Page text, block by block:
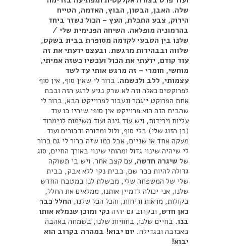
שלה. האבן, הבטון, הבוץ, האדמה, הטייח
הירוק, צבע התכלת, העץ – הכול נשזר ביחד
בהרמוניה מופלאה. השיחה הפנימית שלי /
שלנו בין הטבעי לקדמה מסופרת בבית בשקט,
שלווה ובבהירות מרגשת. ובעצם ידעתי את זה
עוד קודם, ידעתי את הכול ועכשיו כשזה אמיתי,
מוחשי, חומרי – זה מרגש אותי עד לשד
עצמותי, ללב ולנשמה. ברור לי שאין סוף, אין סוף
לפרוקטים כאלה וזה לא שרק נגיע לרגע הזה ובבת
אחת הפרוקט ייגמר ונעבור לפרוייקט הבא, ברור לי
שהבית הזה הוא פרוייקט אין סופי שיהיו בו עוד
עליות וירידות, ויש עוד גינה ועוד משימות לנימרוד
(בן הזוג שלי) בלי סוף, ולול ומדורה ודבורים ועוד
מעקה אחד או שניים, אבל כמו שזה ברור לי גם ברור
לי שיהיה שינוי גדול ומהותי שינוי באורך החיים, סוג
של שיגרה חדשה, עם קצב אחר. ויש בי תשוקה
גדולה להיות כבר שם, בבית נקי ללא אבק, בבית
שלי של המשפחה שלי, מבשלת לנו במטבח החדש
שלנו, אני יכולה לדמיין אותנו, ממלאים את החלל,
בקולות, מראות וריחות, והכל הכל שלנו, החלל כבר
כאן חדש, ובקרוב גם יהיה נקי ומוכן שנמלא אותו
בנו. בחיים שלנו, בחוויות שלנו, בשמחה באהבה
באכזבה ובגדילה. יום יבוא! במהרה בקרוב הוא
יבוא!